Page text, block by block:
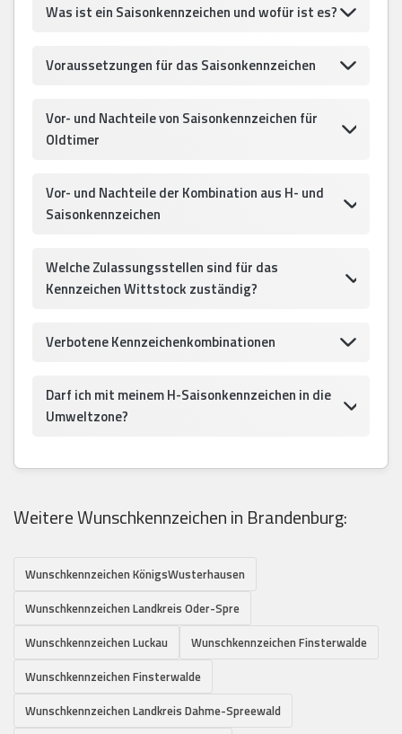
Was ist ein Saisonkennzeichen und wofür ist es?
Voraussetzungen für das Saisonkennzeichen
Vor- und Nachteile von Saisonkennzeichen für
Oldtimer
Vor- und Nachteile der Kombination aus H- und
Saisonkennzeichen
Welche Zulassungsstellen sind für das
Kennzeichen Wittstock zuständig?
Verbotene Kennzeichenkombinationen
Darf ich mit meinem H-Saisonkennzeichen in die
Umweltzone?
Weitere Wunschkennzeichen in Brandenburg:
Wunschkennzeichen KönigsWusterhausen
Wunschkennzeichen Landkreis Oder-Spre
Wunschkennzeichen Luckau
Wunschkennzeichen Finsterwalde
Wunschkennzeichen Finsterwalde
Wunschkennzeichen Landkreis Dahme-Spreewald